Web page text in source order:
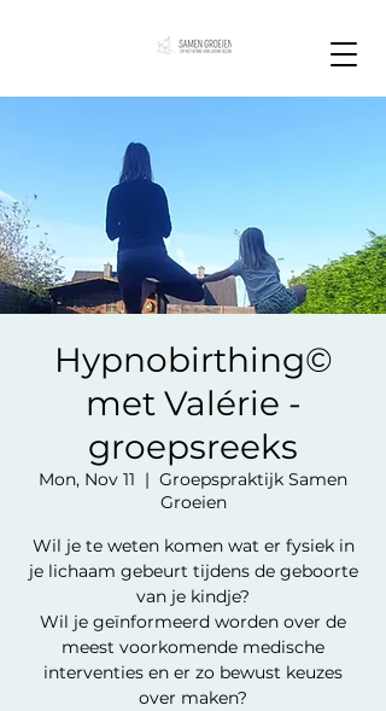
Hypnobirthing©
met Valérie -
groepsreeks
Mon, Nov 11
  |
Groepspraktijk Samen
Groeien
Wil je te weten komen wat er fysiek in
je lichaam gebeurt tijdens de geboorte
van je kindje?
Wil je geïnformeerd worden over de
meest voorkomende medische
interventies en er zo bewust keuzes
over maken?